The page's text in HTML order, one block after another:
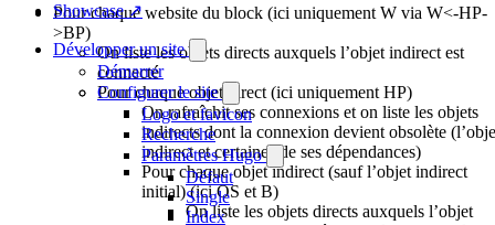
Showcase ↗
Développer un site
Démarrer
Configurer le site
Logo et favicon
Recherche
Paramètres Hugo
Défaut
Single
Index
Pour chaque website du block (ici uniquement W via W<-HP-
>BP)
On liste les objets directs auxquels l’objet indirect est
connecté
Pour chaque objet direct (ici uniquement HP)
On rafraîchit ses connexions et on liste les objets
indirects dont la connexion devient obsolète
indirect et certaines de ses dépendances)
Pour chaque objet indirect (sauf l’objet indirect
initial) (ici OS et B)
On liste les objets directs auxquels l’objet